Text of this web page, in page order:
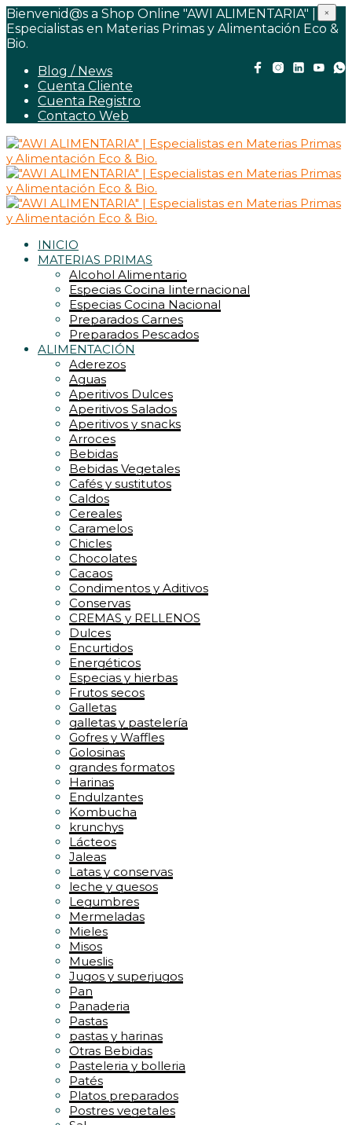
Bienvenid@s a Shop Online "AWI ALIMENTARIA" |
Especialistas en Materias Primas y Alimentación Eco &
Bio.
Blog / News
Cuenta Cliente
Cuenta Registro
Contacto Web
INICIO
MATERIAS PRIMAS
Alcohol Alimentario
Especias Cocina Iinternacional
Especias Cocina Nacional
Preparados Carnes
Preparados Pescados
ALIMENTACIÓN
Aderezos
Aguas
Aperitivos Dulces
Aperitivos Salados
Aperitivos y snacks
Arroces
Bebidas
Bebidas Vegetales
Cafés y sustitutos
Caldos
Cereales
Caramelos
Chicles
Chocolates
Cacaos
Condimentos y Aditivos
Conservas
CREMAS y RELLENOS
Dulces
Encurtidos
Energéticos
Especias y hierbas
Frutos secos
Galletas
galletas y pastelería
Gofres y Waffles
Golosinas
grandes formatos
Harinas
Endulzantes
Kombucha
krunchys
Lácteos
Jaleas
Latas y conservas
leche y quesos
Legumbres
Mermeladas
Mieles
Misos
Mueslis
Jugos y superjugos
Pan
Panaderia
Pastas
pastas y harinas
Otras Bebidas
Pasteleria y bolleria
Patés
Platos preparados
Postres vegetales
×